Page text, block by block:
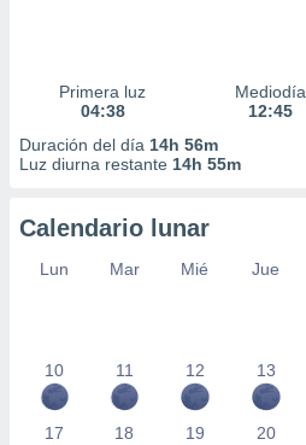
Primera luz
04:38
Mediodía
12:45
Duración del día 14h 56m
Luz diurna restante 14h 55m
Calendario lunar
Lun Mar Mié Jue
10 11 12 13
17 18 19 20